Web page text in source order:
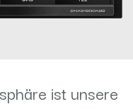
ist unsere